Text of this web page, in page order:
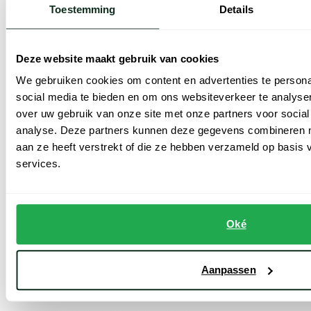
Toestemming Details
Deze website maakt gebruik van cookies
We gebruiken cookies om content en advertenties te
social media te bieden en om ons websiteverkeer te
over uw gebruik van onze site met onze partners voor
analyse. Deze partners kunnen deze gegevens combineren
aan ze heeft verstrekt of die ze hebben verzameld op basis
services.
Oké
Aanpassen
Mac outlet en sale
Profiteer van onze Mac outlet en sale voor de beste kortingen op
herenbroeken van hoge kwaliteit. We prijzen de items af, omdat
herenbroek in de hoogste kwaliteit. Met de Mac broeken sale